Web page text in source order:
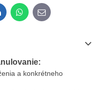
WhatsApp
E-mail
a konkrétneho